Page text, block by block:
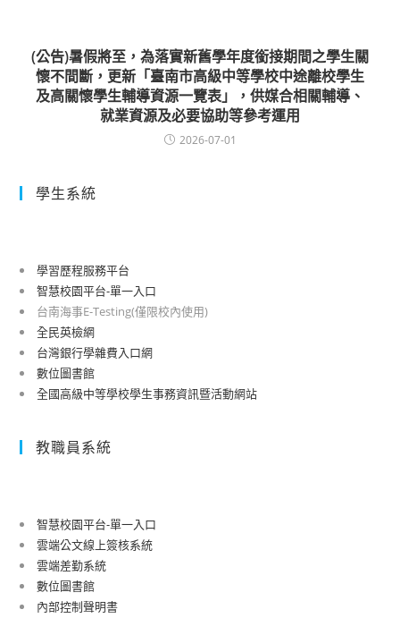
(公告)暑假將至，為落實新舊學年度銜接期間之學生關
懷不間斷，更新「臺南市高級中等學校中途離校學生
及高關懷學生輔導資源一覽表」，供媒合相關輔導、
就業資源及必要協助等參考運用
2026-07-01
學生系統
學習歷程服務平台
智慧校園平台-單一入口
台南海事E-Testing(僅限校內使用)
全民英檢網
台灣銀行學雜費入口網
數位圖書館
全國高級中等學校學生事務資訊暨活動網站
教職員系統
智慧校園平台-單一入口
雲端公文線上簽核系統
雲端差勤系統
數位圖書館
內部控制聲明書